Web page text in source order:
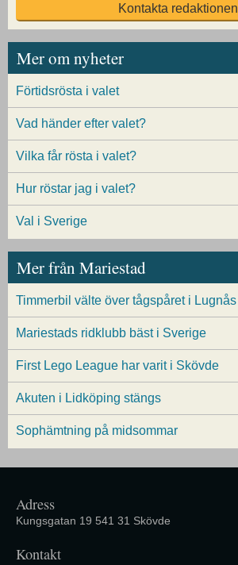
Kontakta redaktionen
Mer om nyheter
Förtidsrösta i valet
Vad händer efter valet?
Vilka får rösta i valet?
Hur röstar jag i valet?
Val i Sverige
Mer från Mariestad
Timmerbil välte över tågspåret i Lugnås
Mariestads ridklubb bäst i Sverige
First Lego League har varit i Skövde
Akuten i Lidköping stängs
Sophämtning på midsommar
Adress
Kungsgatan 19 541 31 Skövde
Kontakt